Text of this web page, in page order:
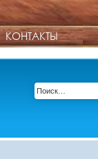
КОНТАКТЫ